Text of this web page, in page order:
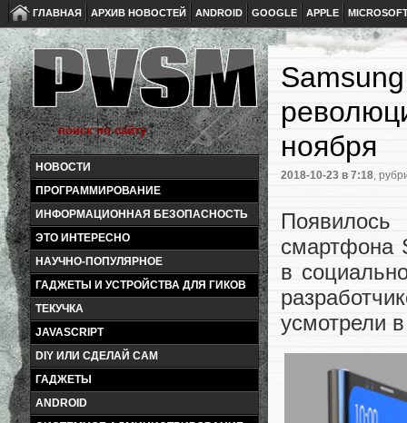
ГЛАВНАЯ АРХИВ НОВОСТЕЙ ANDROID GOOGLE APPLE
НОВОСТИ
ПРОГРАММИРОВАНИЕ
ИНФОРМАЦИОННАЯ БЕЗОПАСНОСТЬ
ЭТО ИНТЕРЕСНО
НАУЧНО-ПОПУЛЯРНОЕ
ГАДЖЕТЫ И УСТРОЙСТВА ДЛЯ ГИКОВ
ТЕКУЧКА
JAVASCRIPT
DIY ИЛИ СДЕЛАЙ САМ
ГАДЖЕТЫ
ANDROID
ноября
2018-10-23 в 7:18,
Появилось
смартфона
в
усмотрели